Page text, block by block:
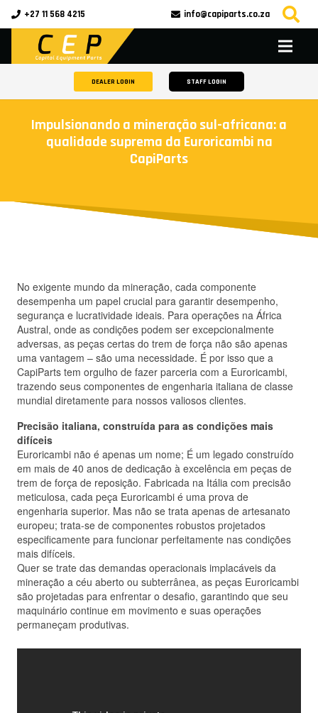
+27 11 568 4215 info@capiparts.co.za
DEALER LOGIN STAFF LOGIN
Impulsionando a mineração sul-africana: a
qualidade suprema da Euroricambi na
CapiParts
No exigente mundo da mineração, cada componente
desempenha um papel crucial para garantir desempenho,
segurança e lucratividade ideais. Para operações na África
Austral, onde as condições podem ser excepcionalmente
adversas, as peças certas do trem de força não são apenas
uma vantagem – são uma necessidade. É por isso que a
CapiParts tem orgulho de fazer parceria com a Euroricambi,
trazendo seus componentes de engenharia italiana de classe
mundial diretamente para nossos valiosos clientes.
Precisão italiana, construída para as condições mais
difíceis
Euroricambi não é apenas um nome; É um legado construído
em mais de 40 anos de dedicação à excelência em peças de
trem de força de reposição. Fabricada na Itália com precisão
meticulosa, cada peça Euroricambi é uma prova de
engenharia superior. Mas não se trata apenas de artesanato
europeu; trata-se de componentes robustos projetados
especificamente para funcionar perfeitamente nas condições
mais difíceis.
Quer se trate das demandas operacionais implacáveis da
mineração a céu aberto ou subterrânea, as peças Euroricambi
são projetadas para enfrentar o desafio, garantindo que seu
maquinário continue em movimento e suas operações
permaneçam produtivas.